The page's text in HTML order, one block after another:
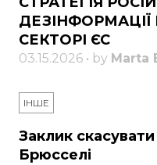
СЕКТОРІ ЄС
03.15.2026 • by Marta
ІНШЕ
Заклик
Брюсселі